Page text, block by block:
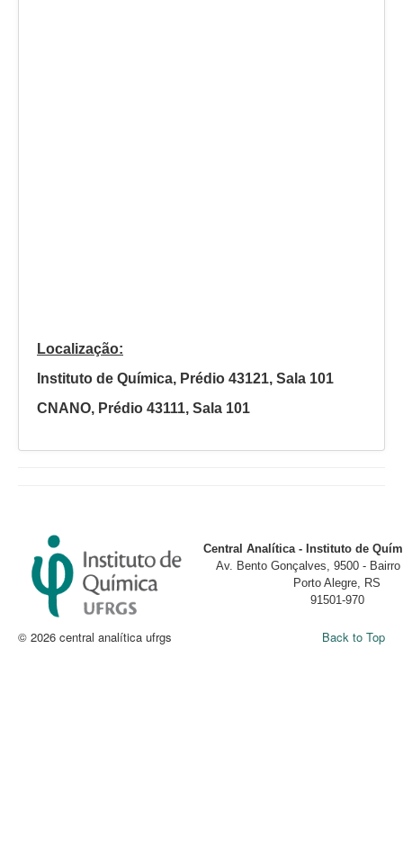
Localização:
Instituto de Química, Prédio 43121, Sala 101
CNANO, Prédio 43111, Sala 101
Central Analítica - Instituto de
Av. Bento Gonçalves, 9500 - Bairro
Porto Alegre, RS
91501-970
Back to Top
© 2026 central analítica ufrgs